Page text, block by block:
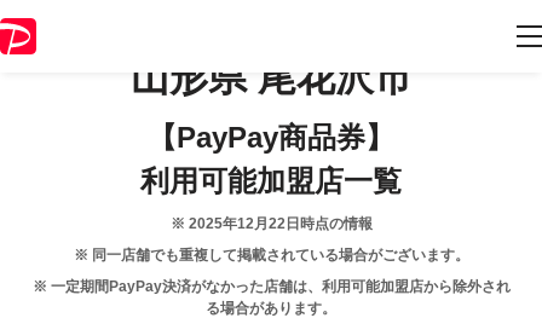
山形県 尾花沢市
【PayPay商品券】
利用可能加盟店一覧
※ 2025年12月22日 時点の情報
※ 同一店舗でも重複して掲載されている場合がございます。
※ 一定期間PayPay決済がなかった店舗は、利用可能加盟店から除外され
る場合があります。